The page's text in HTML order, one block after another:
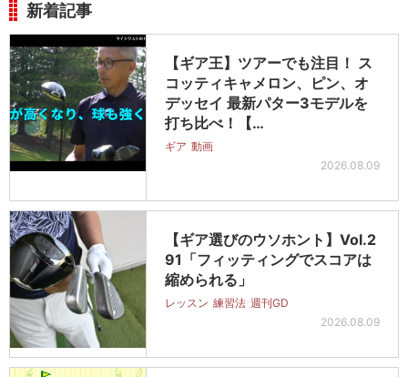
新着記事
【ギア王】ツアーでも注目！ ス
コッティキャメロン、ピン、オ
デッセイ 最新パター3モデルを
打ち比べ！【…
ギア 動画
2026.08.09
【ギア選びのウソホント】Vol.2
91「フィッティングでスコアは
縮められる」
レッスン 練習法 週刊GD
2026.08.09